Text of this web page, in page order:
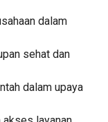
dalam
sehat dan
dalam upaya